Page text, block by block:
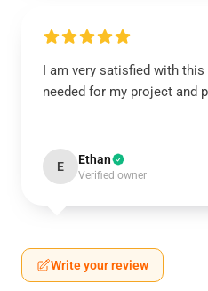
I am very satisfied with this
needed for my project and
E Ethan
Verified owner
Write your review